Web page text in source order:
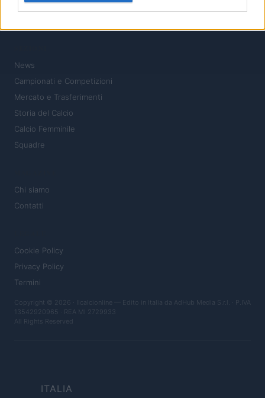
Il calcio a portata di click: notizie, analisi e passione
News
Campionati e Competizioni
Mercato e Trasferimenti
Storia del Calcio
Calcio Femminile
Squadre
Chi siamo
Contatti
Cookie Policy
Privacy Policy
Termini
Copyright © 2026 · Ilcalcionline — Edito in Italia da AdHub Media S.r.l. · P.IVA
13542920965 · REA MI 2729933
All Rights Reserved
ITALIA